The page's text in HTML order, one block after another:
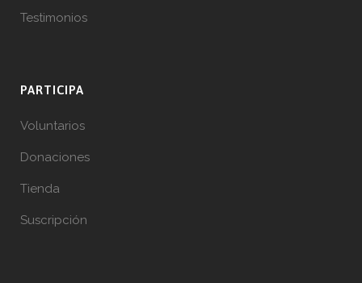
Testimonios
PARTICIPA
Voluntarios
Donaciones
Tienda
Suscripción